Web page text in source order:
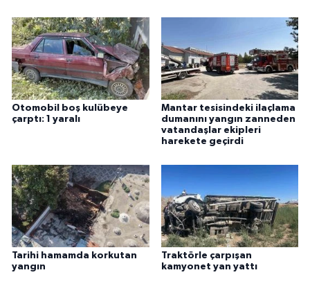
Otomobil boş kulübeye
çarptı: 1 yaralı
Mantar tesisindeki ilaçlama
dumanını yangın zanneden
vatandaşlar ekipleri
harekete geçirdi
Tarihi hamamda korkutan
yangın
Traktörle çarpışan
kamyonet yan yattı